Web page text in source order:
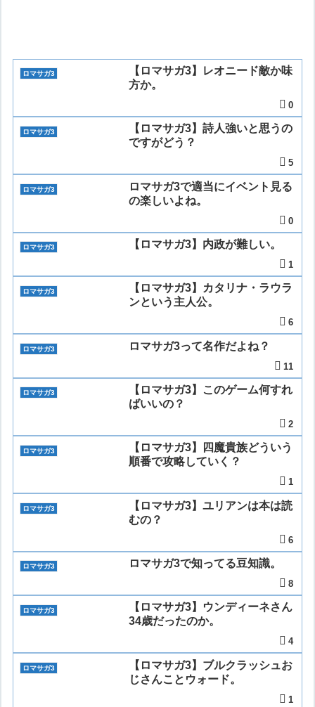
ロマサガ3
【ロマサガ3】レオニード敵か味
方か。
0
ロマサガ3
【ロマサガ3】詩人強いと思うの
ですがどう？
5
ロマサガ3
ロマサガ3で適当にイベント見る
の楽しいよね。
0
ロマサガ3 【ロマサガ3】内政が難しい。
1
ロマサガ3
【ロマサガ3】カタリナ・ラウラ
ンという主人公。
6
ロマサガ3 ロマサガ3って名作だよね？
11
ロマサガ3
【ロマサガ3】このゲーム何すれ
ばいいの？
2
ロマサガ3
【ロマサガ3】四魔貴族どういう
順番で攻略していく？
1
ロマサガ3
【ロマサガ3】ユリアンは本は読
むの？
6
ロマサガ3 ロマサガ3で知ってる豆知識。
8
ロマサガ3
【ロマサガ3】ウンディーネさん
34歳だったのか。
4
ロマサガ3
【ロマサガ3】ブルクラッシュお
じさんことウォード。
1